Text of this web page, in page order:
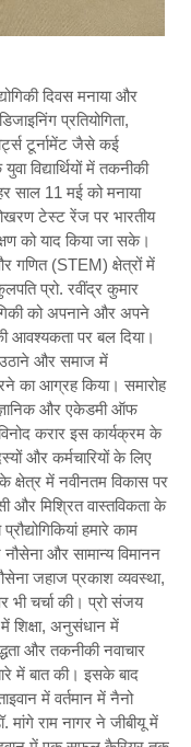
दिवस मनाया और
प्रतियोगिता,
टूर्नामेंट जैसे कई
विद्यार्थियों में तकनीकी
हर साल 11 मई को मनाया
टेस्ट रेंज पर भारतीय
को याद किया जा सके।
गणित (STEM) क्षेत्रों में
प्रो. रवींद्र कुमार
को अपनाने और अपने
आवश्यकता पर बल दिया।
उठाने और समाज में
का आग्रह किया। समारोह
और एकेडमी ऑफ
करार इस कार्यक्रम के
और कर्मचारियों के लिए
क्षेत्र में नवीनतम विकास पर
और मिश्रित वास्तविकता के
हमारे काम
और सामान्य विमानन
जहाज प्रकाश व्यवस्था,
चर्चा की। प्रो संजय
शिक्षा, अनुसंधान में
और तकनीकी नवाचार
में बात की। इसके बाद
में वर्तमान में नैनो
राम नागर ने जीबीयू में